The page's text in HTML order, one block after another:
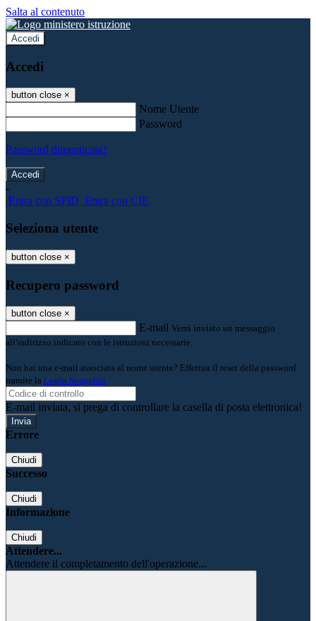
Salta al contenuto
Accedi
Accedi
button close ×
Nome Utente
Password
Password dimenticata?
-
Entra con SPID Entra con CIE
Seleziona utente
button close ×
Recupero password
button close ×
E-mail Verrà inviato un messaggio
all'indirizzo indicato con le istruzioni necessarie.
Non hai una e-mail associata al nome utente? Effettua il reset della password
tramite la Login Spaggiari
E-mail inviata, si prega di controllare la casella di posta elettronica!
Errore
Chiudi
Successo
Chiudi
Informazione
Chiudi
Attendere...
Attendere il completamento dell'operazione...